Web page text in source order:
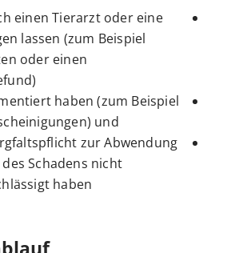
einen Tierarzt oder eine
lassen (zum Beispiel
oder einen
haben (zum Beispiel
und
zur Abwendung
Schadens nicht
haben.